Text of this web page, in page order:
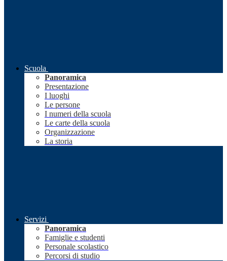
Scuola
Panoramica
Presentazione
I luoghi
Le persone
I numeri della scuola
Le carte della scuola
Organizzazione
La storia
Servizi
Panoramica
Famiglie e studenti
Personale scolastico
Percorsi di studio